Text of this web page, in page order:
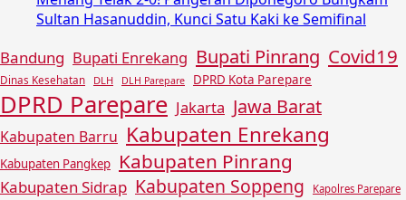
Sultan Hasanuddin, Kunci Satu Kaki ke Semifinal
Bandung Bupati Enrekang Bupati Pinrang Covid19
Dinas Kesehatan DLH DLH Parepare DPRD Kota Parepare
DPRD Parepare Jakarta Jawa Barat
Kabupaten Barru Kabupaten Enrekang
Kabupaten Pangkep Kabupaten Pinrang
Kabupaten Sidrap Kabupaten Soppeng
Kapolres Parepare